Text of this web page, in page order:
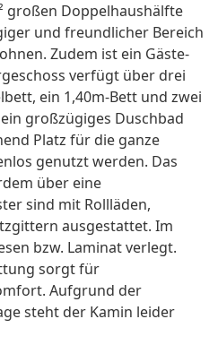
großen Doppelhaushälfte
und freundlicher Bereich
Zudem ist ein Gäste-
verfügt über drei
ein 1,40m-Bett und zwei
großzügiges Duschbad
Platz für die ganze
genutzt werden. Das
über eine
sind mit Rollläden,
ausgestattet. Im
bzw. Laminat verlegt.
sorgt für
Aufgrund der
steht der Kamin leider